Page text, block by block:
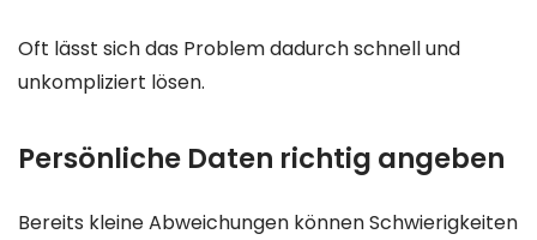
Oft lässt sich das Problem dadurch schnell und
unkompliziert lösen.
Persönliche Daten richtig angeben
Bereits kleine Abweichungen können Schwierigkeiten